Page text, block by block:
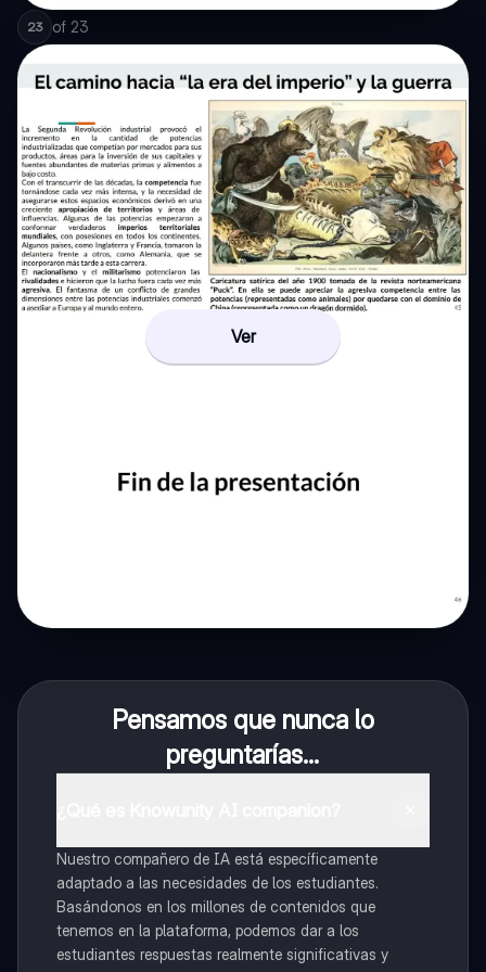
23 of 23
Ver
Pensamos que nunca lo
preguntarías...
Nuestro compañero de IA está específicamente
adaptado a las necesidades de los estudiantes.
Basándonos en los millones de contenidos que
tenemos en la plataforma, podemos dar a los
estudiantes respuestas realmente significativas y